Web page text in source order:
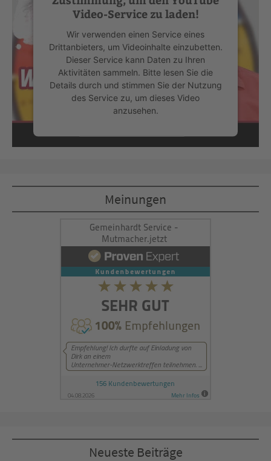
Video-Service zu laden!
Wir verwenden einen Service eines
Drittanbieters, um Videoinhalte einzubetten.
Dieser Service kann Daten zu Ihren
Aktivitäten sammeln. Bitte lesen Sie die
Details durch und stimmen Sie der Nutzung
des Service zu, um dieses Video
anzusehen.
Mehr Informationen
powered byUsercentrics Consent
Management Platform&eRecht24
Meinungen
Neueste Beiträge